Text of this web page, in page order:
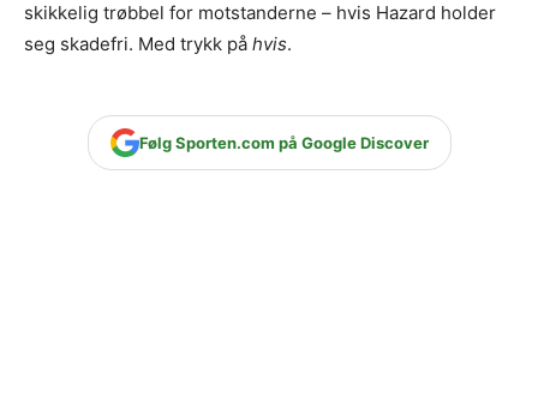
skikkelig trøbbel for motstanderne – hvis Hazard holder
seg skadefri. Med trykk på hvis.
Følg Sporten.com på Google Discover